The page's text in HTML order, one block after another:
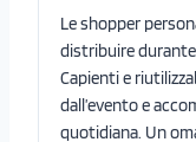
Le shopper
distribuire
Capienti e
dall’evento e
quotidiana. Un